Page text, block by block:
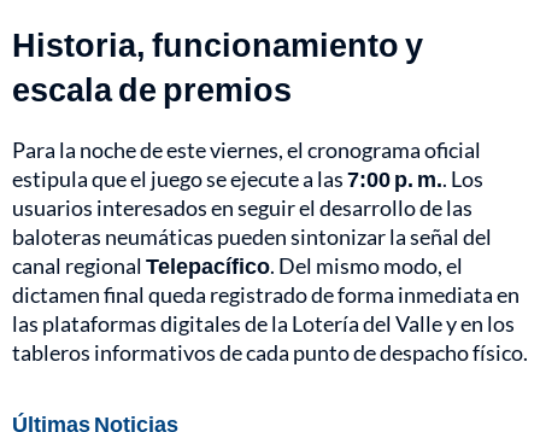
Historia, funcionamiento y
escala de premios
Para la noche de este viernes, el cronograma oficial
estipula que el juego se ejecute a las7:00 p. m.. Los
usuarios interesados en seguir el desarrollo de las
baloteras neumáticas pueden sintonizar la señal del
canal regionalTelepacífico. Del mismo modo, el
dictamen final queda registrado de forma inmediata en
las plataformas digitales de la Lotería del Valle y en los
tableros informativos de cada punto de despacho físico.
Últimas Noticias